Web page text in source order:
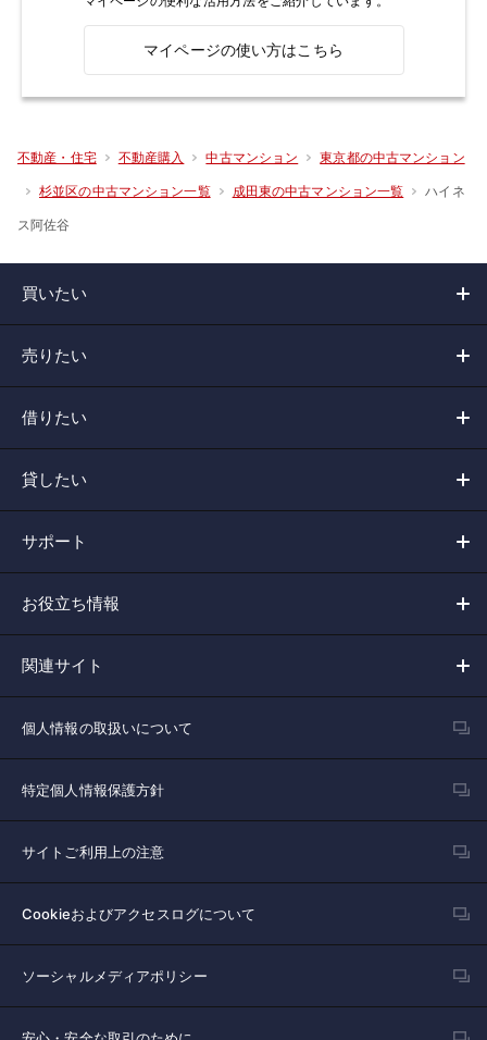
マイページの使い方はこちら
不動産・住宅 不動産購入 中古マンション 東京都の中古マンション
杉並区の中古マンション一覧 成田東の中古マンション一覧 ハイネ
ス阿佐谷
買いたい
売りたい
借りたい
貸したい
サポート
お役立ち情報
関連サイト
個人情報の取扱いについて
特定個人情報保護方針
サイトご利用上の注意
Cookieおよびアクセスログについて
ソーシャルメディアポリシー